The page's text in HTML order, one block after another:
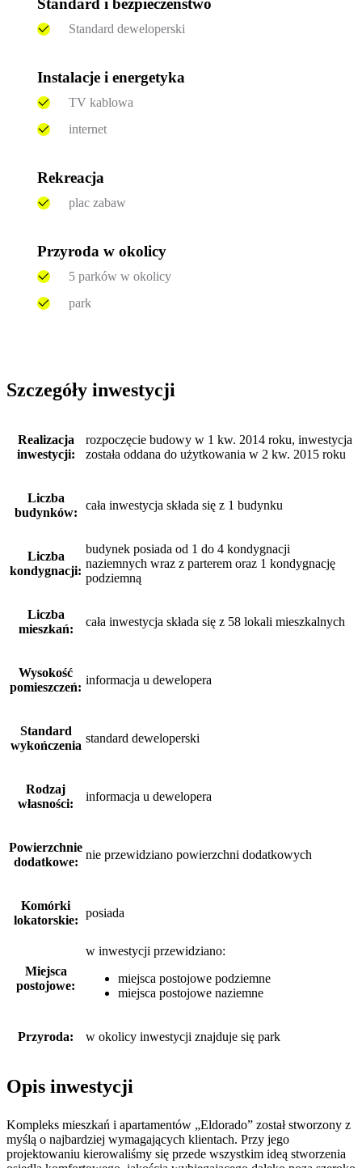
Standard i bezpieczeństwo
Standard deweloperski
Instalacje i energetyka
TV kablowa
internet
Rekreacja
plac zabaw
Przyroda w okolicy
5 parków w okolicy
park
Szczegóły inwestycji
Realizacja
inwestycji:
rozpoczęcie budowy w 1 kw. 2014 roku, inwestycja
została oddana do użytkowania w 2 kw. 2015 roku
Liczba
budynków:
cała inwestycja składa się z 1 budynku
Liczba
kondygnacji:
budynek posiada od 1 do 4 kondygnacji
naziemnych wraz z parterem oraz 1 kondygnację
podziemną
Liczba
mieszkań:
cała inwestycja składa się z 58 lokali mieszkalnych
Wysokość
pomieszczeń:
informacja u dewelopera
Standard
wykończenia
standard deweloperski
Rodzaj
własności:
informacja u dewelopera
Powierzchnie
dodatkowe:
nie przewidziano powierzchni dodatkowych
Komórki
lokatorskie:
posiada
Miejsca
postojowe:
w inwestycji przewidziano:
miejsca postojowe podziemne
miejsca postojowe naziemne
Przyroda: w okolicy inwestycji znajduje się park
Opis inwestycji
Kompleks mieszkań i apartamentów „Eldorado” został stworzony z
myślą o najbardziej wymagających klientach. Przy jego
projektowaniu kierowaliśmy się przede wszystkim ideą stworzenia